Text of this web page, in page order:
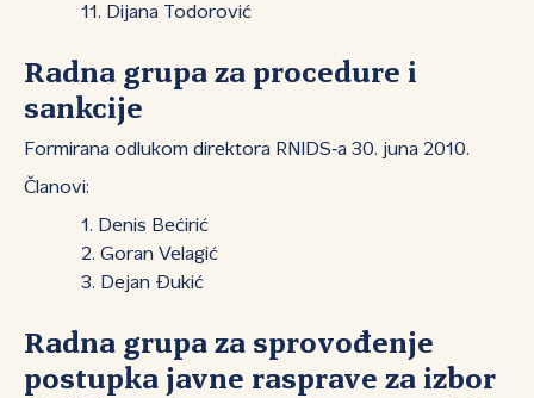
Dijana Todorović
Radna grupa za procedure i
sankcije
Formirana odlukom direktora RNIDS‑a 30. juna 2010.
Članovi:
Denis Bećirić
Goran Velagić
Dejan Đukić
Radna grupa za sprovođenje
postupka javne rasprave za izbor